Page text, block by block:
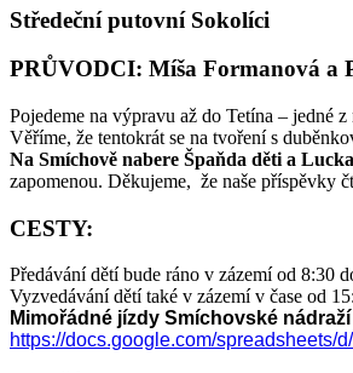
Středeční putovní Sokolíci
PRŮVODCI: Míša Formanová a
Pojedeme na výpravu až do Tetína – jedné
Věříme, že tentokrát se na tvoření s
Na Smíchově nabere Špaňda děti a
zapomenou. Děkujeme, že naše příspěvky
CESTY:
Předávání dětí bude ráno v zázemí od 8:30
Vyzvedávání dětí také v zázemí v čase od
Mimořádné jízdy Smíchovské
https://docs.google.com/spreadsheets/d/